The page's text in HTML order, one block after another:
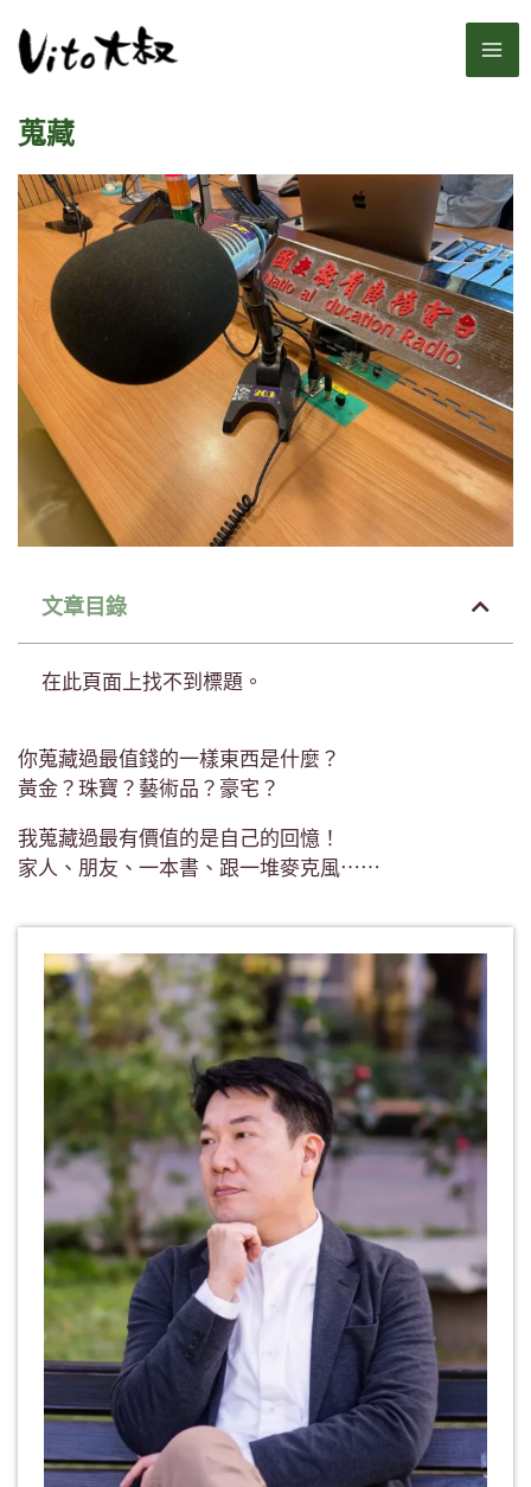
至
蒐藏
文章目錄
在此頁面上找不到標題。
你蒐藏過最值錢的一樣東西是什麼？
黃金？珠寶？藝術品？豪宅？
我蒐藏過最有價值的是自己的回憶！
家人、朋友、一本書、跟一堆麥克風⋯⋯